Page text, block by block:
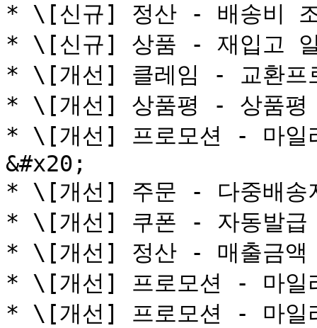
* \[신규] 정산 - 배송비 조
* \[신규] 상품 - 재입고 알
* \[개선] 클레임 - 교환프
* \[개선] 상품평 - 상품평
* \[개선] 프로모션 - 마일
&#x20;
* \[개선] 주문 - 다중배송
* \[개선] 쿠폰 - 자동발급
* \[개선] 정산 - 매출금액
* \[개선] 프로모션 - 마일
* \[개선] 프로모션 - 마일